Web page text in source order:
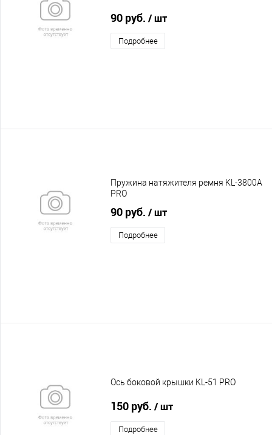
90 руб. / шт
Подробнее
Пружина натяжителя ремня KL-3800A
PRO
90 руб. / шт
Подробнее
Ось боковой крышки KL-51 PRO
150 руб. / шт
Подробнее